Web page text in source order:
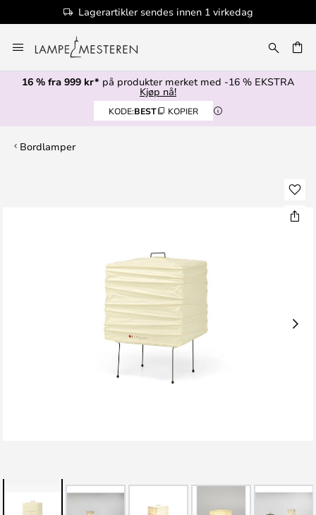
Lagerartikler sendes innen 1 virkedag
til
innhold
16 % fra 999 kr* på produkter merket med -16 % EKSTRA
Kjøp nå!
KODE:BEST KOPIER
Bordlamper